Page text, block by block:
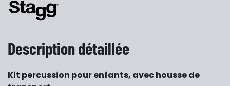
Description détaillée
Kit percussion pour enfants, avec housse de